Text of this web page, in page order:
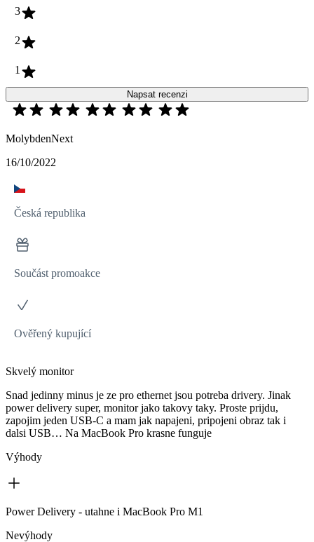
3
2
1
Napsat recenzi
MolybdenNext
16/10/2022
Česká republika
Součást promoakce
Ověřený kupující
Skvelý monitor
Snad jedinny minus je ze pro ethernet jsou potreba drivery. Jinak
power delivery super, monitor jako takovy taky. Proste prijdu,
zapojim jeden USB-C a mam jak napajeni, pripojeni obraz tak i
dalsi USB… Na MacBook Pro krasne funguje
Výhody
Power Delivery - utahne i MacBook Pro M1
Nevýhody